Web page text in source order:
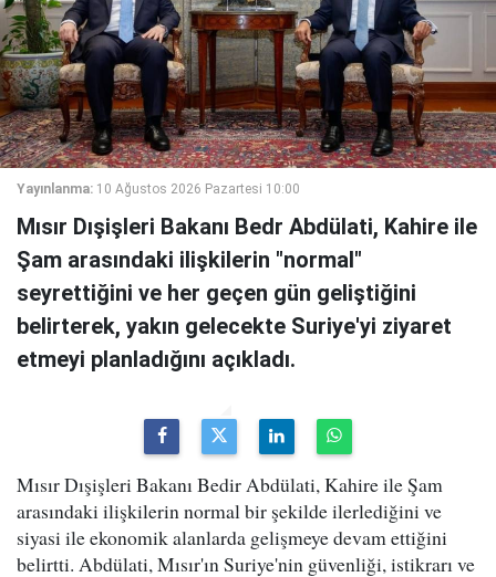
Yayınlanma: 10 Ağustos 2026 Pazartesi 10:00
Mısır Dışişleri Bakanı Bedr Abdülati, Kahire ile
Şam arasındaki ilişkilerin "normal"
seyrettiğini ve her geçen gün geliştiğini
belirterek, yakın gelecekte Suriye'yi ziyaret
etmeyi planladığını açıkladı.
Mısır Dışişleri Bakanı Bedir Abdülati, Kahire ile Şam
arasındaki ilişkilerin normal bir şekilde ilerlediğini ve
siyasi ile ekonomik alanlarda gelişmeye devam ettiğini
belirtti. Abdülati, Mısır'ın Suriye'nin güvenliği, istikrarı ve